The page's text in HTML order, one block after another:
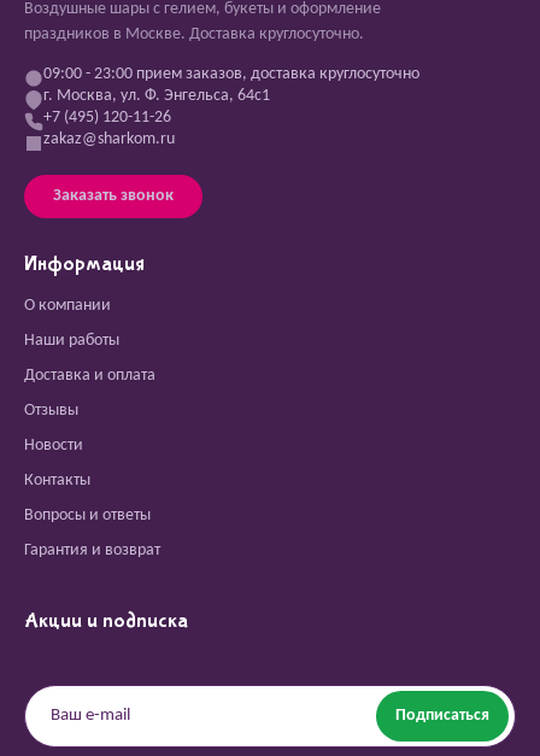
Воздушные шары с гелием, букеты и оформление
праздников в Москве. Доставка круглосуточно.
09:00 - 23:00 прием заказов, доставка круглосуточно
г. Москва, ул. Ф. Энгельса, 64с1
+7 (495) 120-11-26
zakaz@sharkom.ru
Заказать звонок
Информация
О компании
Наши работы
Доставка и оплата
Отзывы
Новости
Контакты
Вопросы и ответы
Гарантия и возврат
Акции и подписка
Подписаться